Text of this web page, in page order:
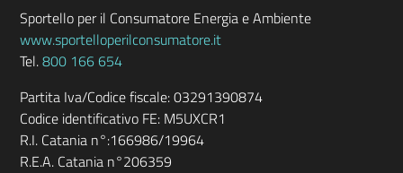
Sportello per il Consumatore Energia e Ambiente
www.sportelloperilconsumatore.it
Tel.800 166 654
Partita Iva/Codice fiscale: 03291390874
Codice identificativo FE: M5UXCR1
R.I. Catania n°:166986/19964
R.E.A. Catania n°206359